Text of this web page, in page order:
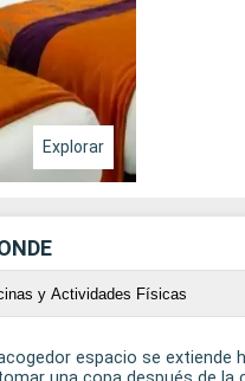
Explorar
y Actividades Físicas
espacio se extiende